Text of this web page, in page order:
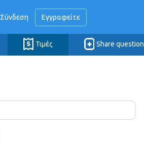
Σύνδεση Εγγραφείτε
Τιμές Share question